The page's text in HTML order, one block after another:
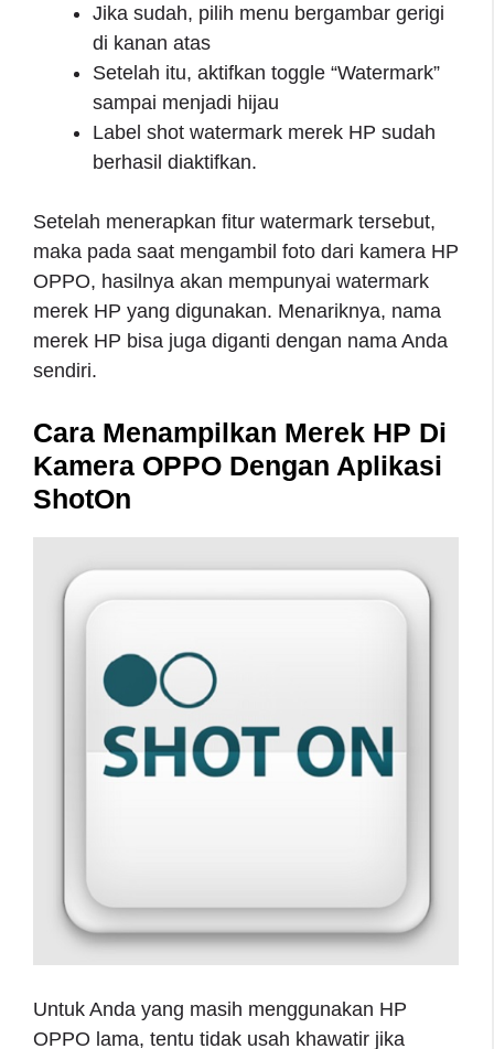
Jika sudah, pilih menu bergambar gerigi
di kanan atas
Setelah itu, aktifkan toggle “Watermark”
sampai menjadi hijau
Label shot watermark merek HP sudah
berhasil diaktifkan.
Setelah menerapkan fitur watermark tersebut,
maka pada saat mengambil foto dari kamera HP
OPPO, hasilnya akan mempunyai watermark
merek HP yang digunakan. Menariknya, nama
merek HP bisa juga diganti dengan nama Anda
sendiri.
Cara Menampilkan Merek HP Di
Kamera OPPO Dengan Aplikasi
ShotOn
Untuk Anda yang masih menggunakan HP
OPPO lama, tentu tidak usah khawatir jika